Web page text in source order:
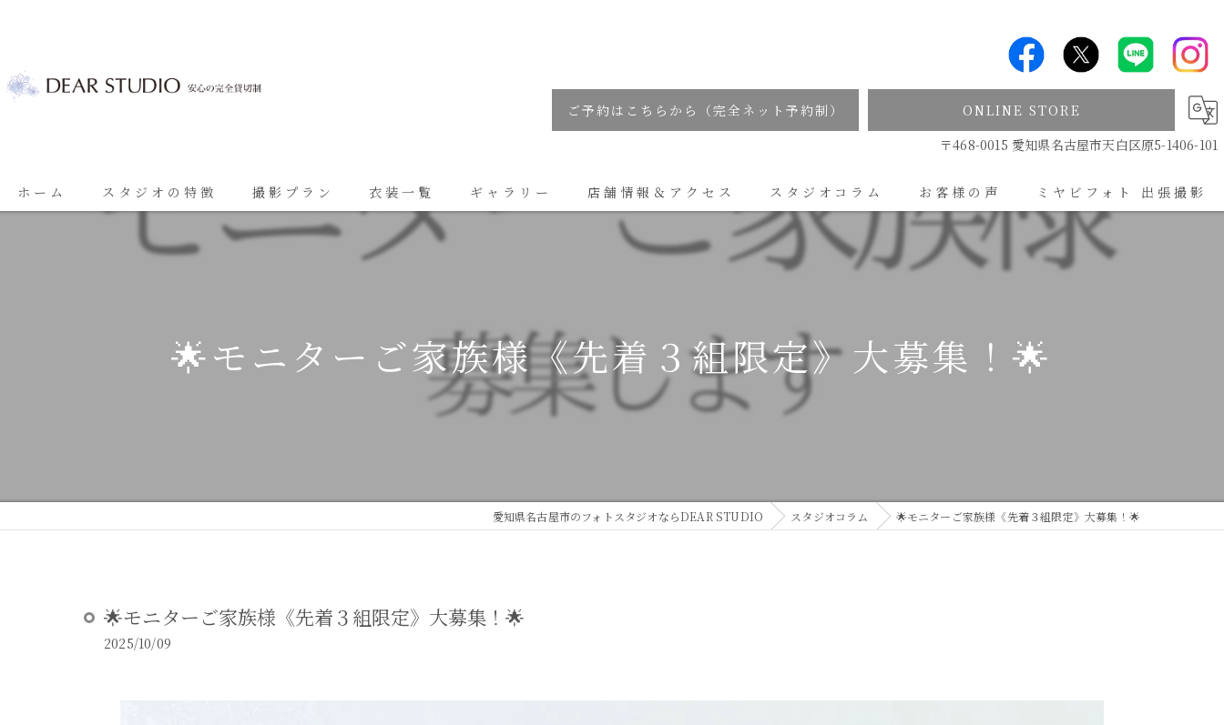
ご予約はこちらから（完全ネット予約制）
ONLINE STORE
〒468-0015 愛知県名古屋市天白区原5-1406-101
ホーム スタジオの特徴
ベビーフォト
撮影プラン
思い出に残る成人振袖撮影
衣装一覧 ギャラリー 店舗情報＆アクセス スタジオコラム
コラム
お客様の声 ミヤビフォト 出張撮影
出張撮影について
🌟モニターご家族様《先着３組限定》大募集！🌟
愛知県名古屋市のフォトスタジオならDEAR STUDIO スタジオコラム 🌟モニターご家族様《先着３組限定》大募集！🌟
🌟モニターご家族様《先着３組限定》大募集！🌟
2025/10/09